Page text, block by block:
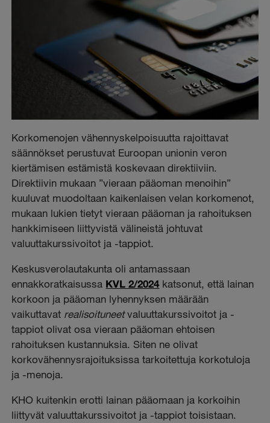
Korkomenojen vähennyskelpoisuutta rajoittavat
säännökset perustuvat Euroopan unionin veron
kiertämisen estämistä koskevaan direktiiviin.
Direktiivin mukaan ”vieraan pääoman menoihin”
kuuluvat muodoltaan kaikenlaisen velan korkomenot,
mukaan lukien tietyt vieraan pääoman ja rahoituksen
hankkimiseen liittyvistä välineistä johtuvat
valuuttakurssivoitot ja -tappiot.
Keskusverolautakunta oli antamassaan
ennakkoratkaisussa KVL 2/2024katsonut, että lainan
korkoon ja pääoman lyhennyksen määrään
vaikuttavat realisoituneetvaluuttakurssivoitot ja -
tappiot olivat osa vieraan pääoman ehtoisen
rahoituksen kustannuksia. Siten ne olivat
korkovähennysrajoituksissa tarkoitettuja korkotuloja
ja -menoja.
KHO kuitenkin erotti lainan pääomaan ja korkoihin
liittyvät valuuttakurssivoitot ja -tappiot toisistaan.